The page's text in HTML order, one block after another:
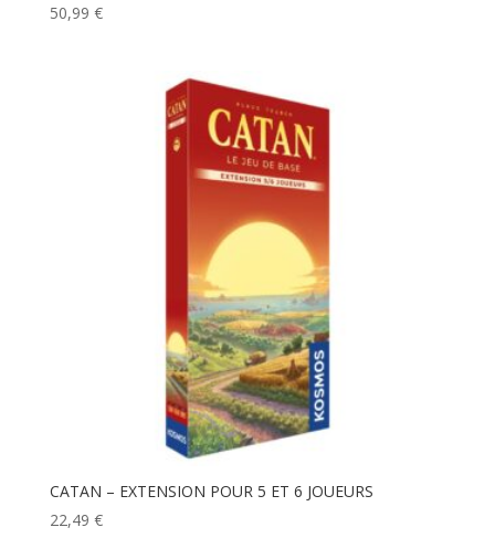
50,99 €
CATAN – EXTENSION POUR 5 ET 6 JOUEURS
22,49 €